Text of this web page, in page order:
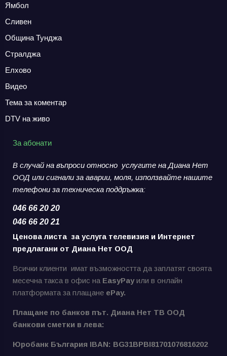
Ямбол
Сливен
Община Тунджа
Стралджа
Елхово
Видео
Тема за коментар
DTV на живо
За абонати
В случай на въпроси относно услугите на Диана Нет
ООД или сигнали за аварии, моля, използвайте нашите
телефони за техническа поддръжка:
046 66 20 20
046 66 20 21
Ценова листа за услуга телевизия и Интернет
предлагани от Диана Нет ООД
Всички клиенти имат възможността да заплатят своята
месечна такса в офис на EasyPayили в онлайн
платформата за плащане ePay.
Плащане по банков път. Диана Нет ТВ ООД
банкови сметки в лева:
Юробанк България IBAN: BG31BPBI81701076816202